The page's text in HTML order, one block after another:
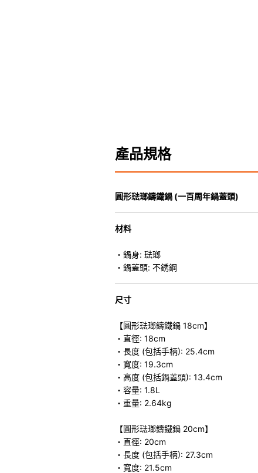
產品規格
圓形琺瑯鑄鐵鍋 (一百周年鍋蓋頭)
材料
・鍋身: 琺瑯
・鍋蓋頭: 不銹鋼
尺寸
【圓形琺瑯鑄鐵鍋 18cm】
・直徑: 18cm
・長度 (包括手柄): 25.4cm
・寬度: 19.3cm
・高度 (包括鍋蓋頭): 13.4cm
・容量: 1.8L
・重量: 2.64kg
【圓形琺瑯鑄鐵鍋 20cm】
・直徑: 20cm
・長度 (包括手柄): 27.3cm
・寬度: 21.5cm